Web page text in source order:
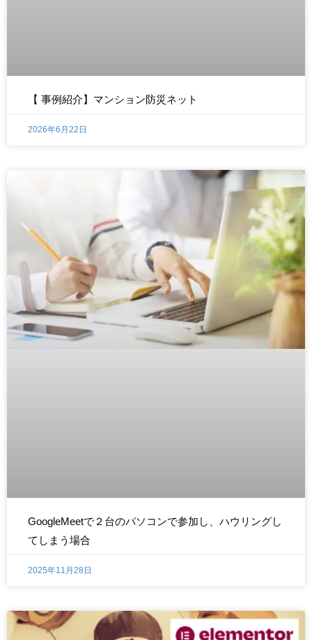
【 事例紹介】マンション防災ネット
2026年6月22日
GoogleMeetで２台のパソコンで参加し、ハウリングし
てしまう場合
2025年11月28日